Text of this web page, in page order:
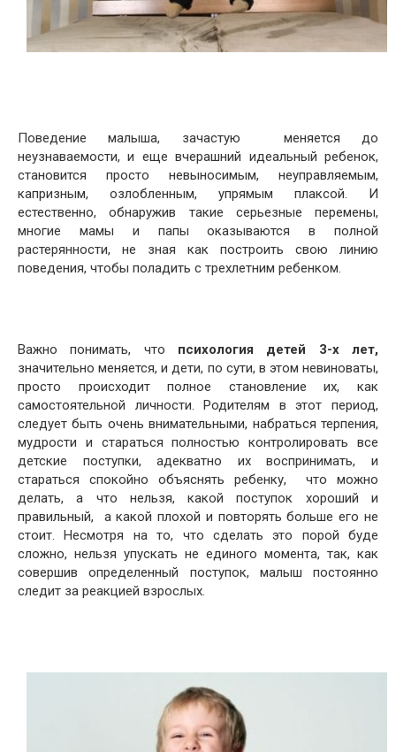
Поведение малыша, зачастую меняется до
неузнаваемости, и еще вчерашний идеальный ребенок,
становится просто невыносимым, неуправляемым,
капризным, озлобленным, упрямым плаксой. И
естественно, обнаружив такие серьезные перемены,
многие мамы и папы оказываются в полной
растерянности, не зная как построить свою линию
поведения, чтобы поладить с трехлетним ребенком.
Важно понимать, что психология детей 3-х лет,
значительно меняется, и дети, по сути, в этом невиноваты,
просто происходит полное становление их, как
самостоятельной личности. Родителям в этот период,
следует быть очень внимательными, набраться терпения,
мудрости и стараться полностью контролировать все
детские поступки, адекватно их воспринимать, и
стараться спокойно объяснять ребенку, что можно
делать, а что нельзя, какой поступок хороший и
правильный, а какой плохой и повторять больше его не
стоит. Несмотря на то, что сделать это порой буде
сложно, нельзя упускать не единого момента, так, как
совершив определенный поступок, малыш постоянно
следит за реакцией взрослых.